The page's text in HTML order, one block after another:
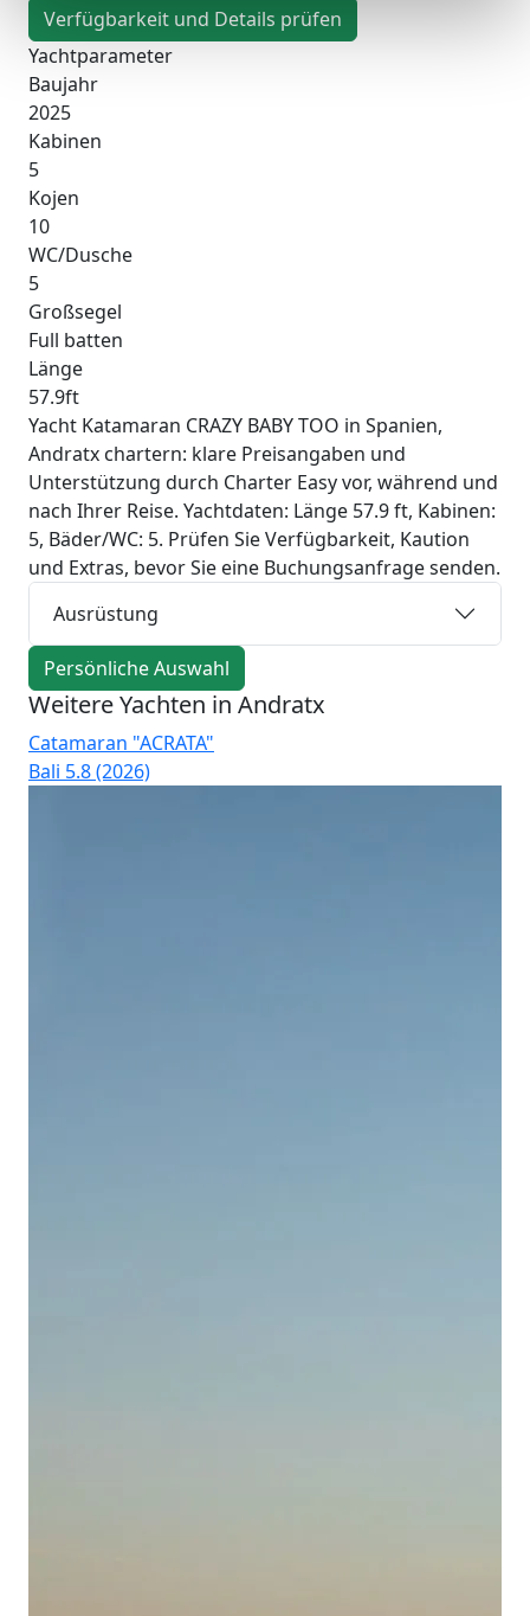
Verfügbarkeit und Details prüfen
Yachtparameter
Baujahr
2025
Kabinen
5
Kojen
10
WC/Dusche
5
Großsegel
Full batten
Länge
57.9ft
Yacht Katamaran CRAZY BABY TOO in Spanien,
Andratx chartern: klare Preisangaben und
Unterstützung durch Charter Easy vor, während und
nach Ihrer Reise. Yachtdaten: Länge 57.9 ft, Kabinen:
5, Bäder/WC: 5. Prüfen Sie Verfügbarkeit, Kaution
und Extras, bevor Sie eine Buchungsanfrage senden.
Ausrüstung
Persönliche Auswahl
Weitere Yachten in Andratx
Catamaran "ACRATA"
Bali 5.8 (2026)